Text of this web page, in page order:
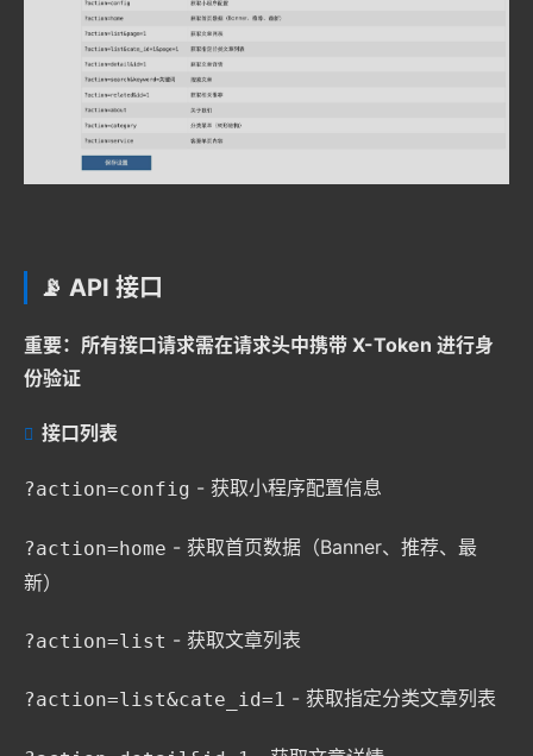
📡 API 接口
重要：所有接口请求需在请求头中携带 X-Token 进行身
份验证
接口列表
?action=config - 获取小程序配置信息
?action=home - 获取首页数据（Banner、推荐、最
新）
?action=list - 获取文章列表
?action=list&cate_id=1 - 获取指定分类文章列表